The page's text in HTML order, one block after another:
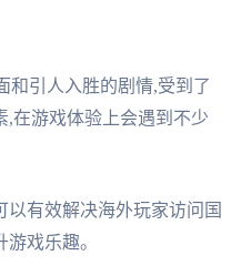
和引人入胜的剧情,受到了
,在游戏体验上会遇到不少
有效解决海外玩家访问国
戏乐趣。